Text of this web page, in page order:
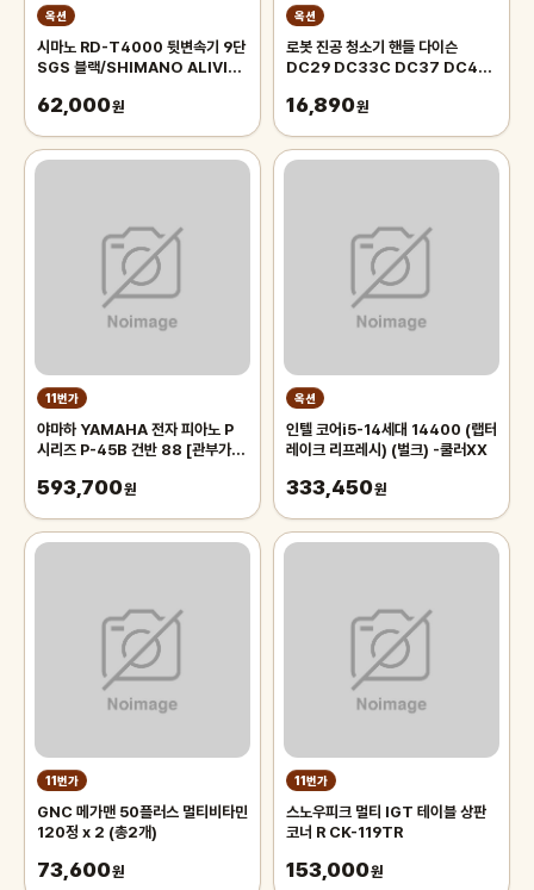
옥션
시마노 RD-T4000 뒷변속기 9단
SGS 블랙/SHIMANO ALIVIO
속기
62,000원
옥션
로봇 진공 청소기 핸들 다이슨
DC29 DC33C DC37 DC48
16,890원
11번가
야마하 YAMAHA 전자 피아노 P
시리즈 P-45B 건반 88 [관부가세
593,700원
옥션
인텔 코어i5-14세대 14400 (랩터
레이크 리프레시) (벌크) -쿨러XX
333,450원
11번가
GNC 메가맨 50플러스 멀티비타민
120정 x 2 (총2개)
73,600원
11번가
스노우피크 멀티 IGT 테이블 상판
코너 R CK-119TR
153,000원